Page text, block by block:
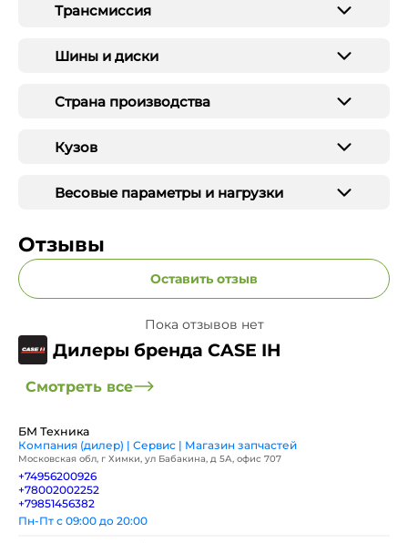
Трансмиссия
Шины и диски
Страна производства
Кузов
Весовые параметры и нагрузки
Отзывы
Оставить отзыв
Пока отзывов нет
Дилеры бренда CASE IH
Смотреть все
БМ Техника
Компания (дилер) | Сервис | Магазин запчастей
Московская обл, г Химки, ул Бабакина, д 5А, офис 707
+74956200926
+78002002252
+79851456382
Пн-Пт с 09:00 до 20:00